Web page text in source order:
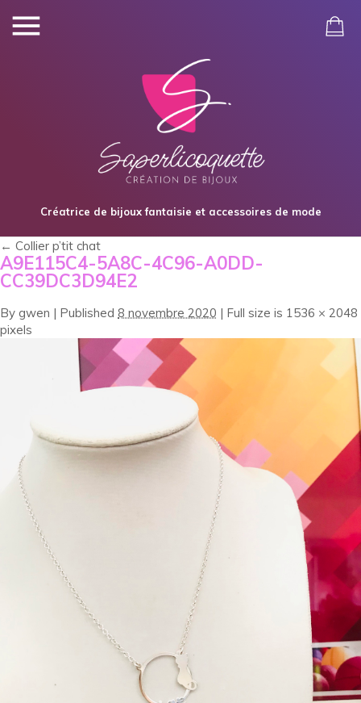
Créatrice de bijoux fantaisie et accessoires de mode
← Collier p’tit chat
A9E115C4-5A8C-4C96-A0DD-
CC39DC3D94E2
By gwen | Published 8 novembre 2020 | Full size is 1536 × 2048
pixels